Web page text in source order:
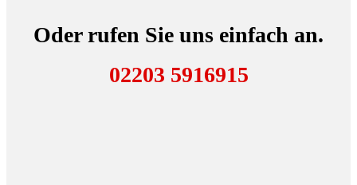
Oder rufen Sie uns einfach an.
02203 5916915